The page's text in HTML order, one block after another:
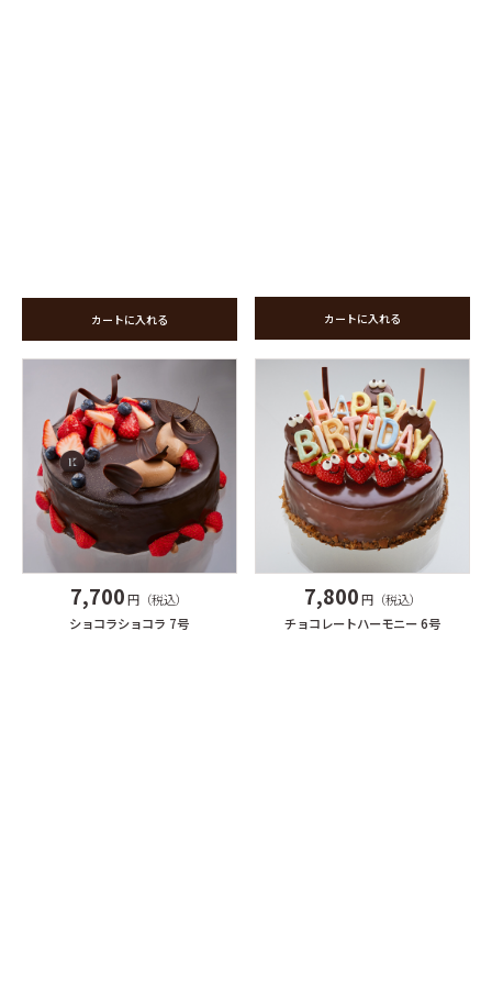
カートに入れる カートに入れる
7,700円（税込）
ショコラショコラ 7号
7,800円（税込）
チョコレートハーモニー 6号